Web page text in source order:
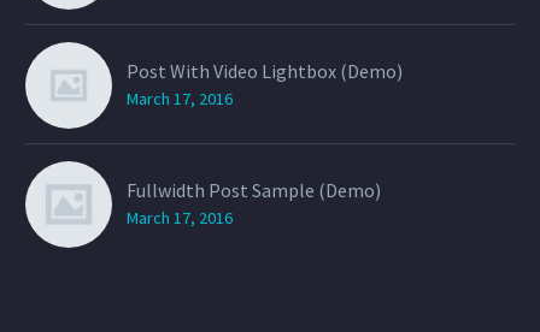
Post With Video Lightbox (Demo)
March 17, 2016
Fullwidth Post Sample (Demo)
March 17, 2016